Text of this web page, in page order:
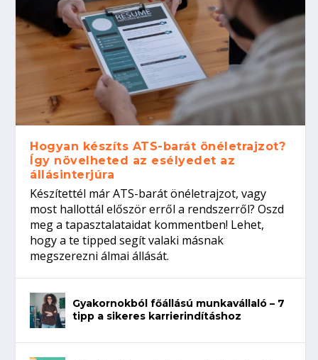
Hogyan készíts ATS-barát önéletrajzot?
Így növelheted az esélyedet az
állásinterjúra
Készítettél már ATS-barát önéletrajzot, vagy
most hallottál először erről a rendszerről? Oszd
meg a tapasztalataidat kommentben! Lehet,
hogy a te tipped segít valaki másnak
megszerezni álmai állását.
Gyakornokból főállású munkavállaló – 7
tipp a sikeres karrierindításhoz